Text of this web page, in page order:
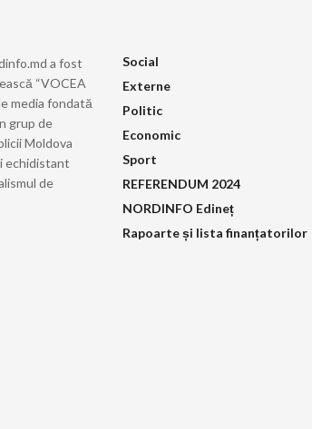
a fost
“VOCEA
media fondată
grup de
Moldova
echidistant
de
Social
Externe
Politic
Economic
Sport
REFERENDUM 2024
NORDINFO Edineț
Rapoarte și lista finanțatorilor